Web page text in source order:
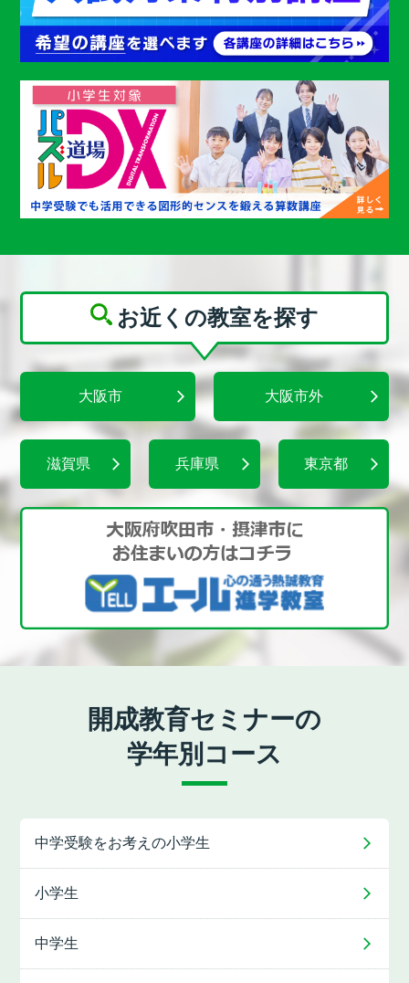
お近くの教室を探す
大阪市 大阪市外
滋賀県 兵庫県 東京都
開成教育セミナーの
学年別コース
中学受験をお考えの小学生
小学生
中学生